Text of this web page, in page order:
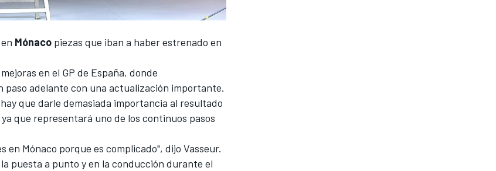
Mónaco piezas que iban a haber estrenado en
en el GP de España, donde
adelante con una actualización importante.
que darle demasiada importancia al resultado
ya que representará uno de los continuos pasos
en Mónaco porque es complicado", dijo Vasseur.
puesta a punto y en la conducción durante el